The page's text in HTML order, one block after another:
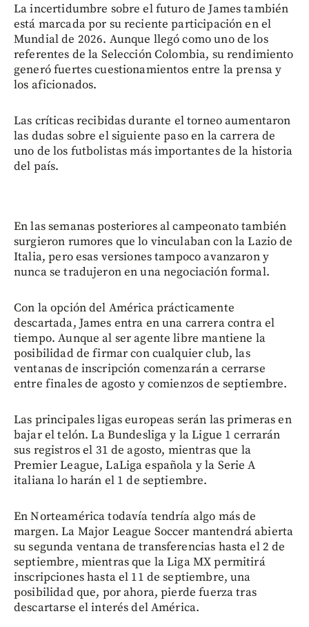
La incertidumbre sobre el futuro de James también
está marcada por su reciente participación en el
Mundial de 2026. Aunque llegó como uno de los
referentes de la Selección Colombia, su rendimiento
generó fuertes cuestionamientos entre la prensa y
los aficionados.
Las críticas recibidas durante el torneo aumentaron
las dudas sobre el siguiente paso en la carrera de
uno de los futbolistas más importantes de la historia
del país.
En las semanas posteriores al campeonato también
surgieron rumores que lo vinculaban con la Lazio de
Italia, pero esas versiones tampoco avanzaron y
nunca se tradujeron en una negociación formal.
Con la opción del América prácticamente
descartada, James entra en una carrera contra el
tiempo. Aunque al ser agente libre mantiene la
posibilidad de firmar con cualquier club, las
ventanas de inscripción comenzarán a cerrarse
entre finales de agosto y comienzos de septiembre.
Las principales ligas europeas serán las primeras en
bajar el telón. La Bundesliga y la Ligue 1 cerrarán
sus registros el 31 de agosto, mientras que la
Premier League, LaLiga española y la Serie A
italiana lo harán el 1 de septiembre.
En Norteamérica todavía tendría algo más de
margen. La Major League Soccer mantendrá abierta
su segunda ventana de transferencias hasta el 2 de
septiembre, mientras que la Liga MX permitirá
inscripciones hasta el 11 de septiembre, una
posibilidad que, por ahora, pierde fuerza tras
descartarse el interés del América.